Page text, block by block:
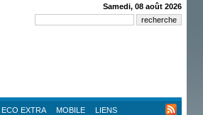
Samedi, 08 août 2026
ECO EXTRA MOBILE LIENS